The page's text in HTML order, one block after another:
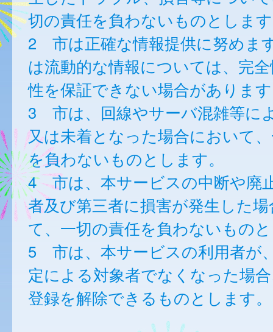
切の責任を負わないものとしま
2 市は正確な情報提供に努めま
は流動的な情報については、完
性を保証できない場合がありま
3 市は、回線やサーバ混雑等に
又は未着となった場合において
を負わないものとします。
4 市は、本サービスの中断や廃
者及び第三者に損害が発生した
て、一切の責任を負わないもの
5 市は、本サービスの利用者が
定による対象者でなくなった場
登録を解除できるものとします。